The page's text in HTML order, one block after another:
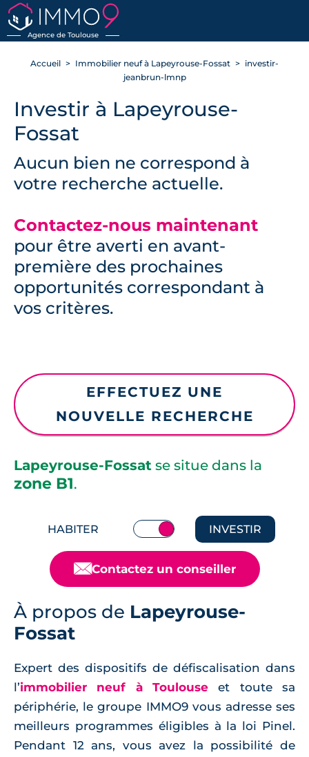
Agence de Toulouse
RETOUR
Accueil Immobilier neuf à Lapeyrouse-Fossat
investir-
jeanbrun-lmnp
Investir à Lapeyrouse-
Fossat
Aucun bien ne correspond à
votre recherche actuelle.
Contactez-nous maintenant
pour être averti en avant-
première des prochaines
opportunités correspondant à
vos critères.
EFFECTUEZ UNE
NOUVELLE RECHERCHE
Lapeyrouse-Fossat se situe dans la
zone B1.
HABITER INVESTIR
📧Contactez un conseiller
À propos de Lapeyrouse-
Fossat
Expert des dispositifs de défiscalisation dans
l’immobilier neuf à Toulouse et toute sa
périphérie, le groupe IMMO9 vous adresse ses
meilleurs programmes éligibles à la loi Pinel.
Pendant 12 ans, vous avez la possibilité de